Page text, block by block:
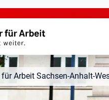
Arbeit Sachsen-Anhalt-